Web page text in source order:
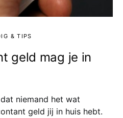
& TIPS
geld mag je in
niemand het wat
geld jij in huis hebt.